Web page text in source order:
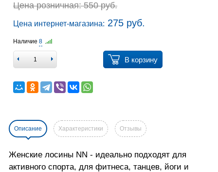
Цена розничная: 550 руб.
Цена интернет-магазина: 275 руб.
Наличие 8
В корзину
Описание Характеристики Отзывы
Женские лосины NN - идеально подходят для
активного спорта, для фитнеса, танцев, йоги и